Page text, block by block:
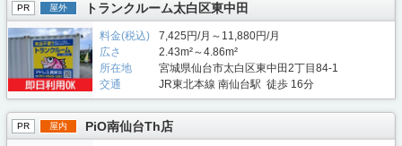
PR 屋外 トランクルーム太白区東中田
料金(税込)
7,425円/月～11,880円/月
広さ
2.43m²～4.86m²
所在地
宮城県仙台市太白区東中田2丁目84-1
交通
JR東北本線 南仙台駅 徒歩 16分
PR 屋内 PiO南仙台Th店